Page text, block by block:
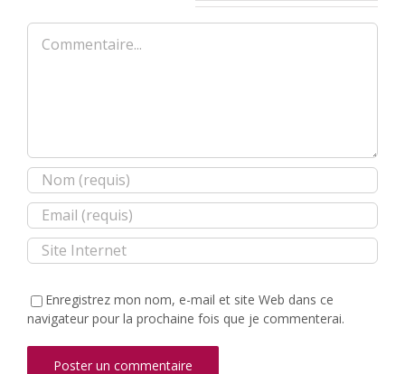
Commentaire
Enregistrez mon nom, e-mail et site Web dans ce
navigateur pour la prochaine fois que je commenterai.